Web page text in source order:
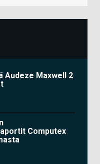
Audeze Maxwell 2
Computex